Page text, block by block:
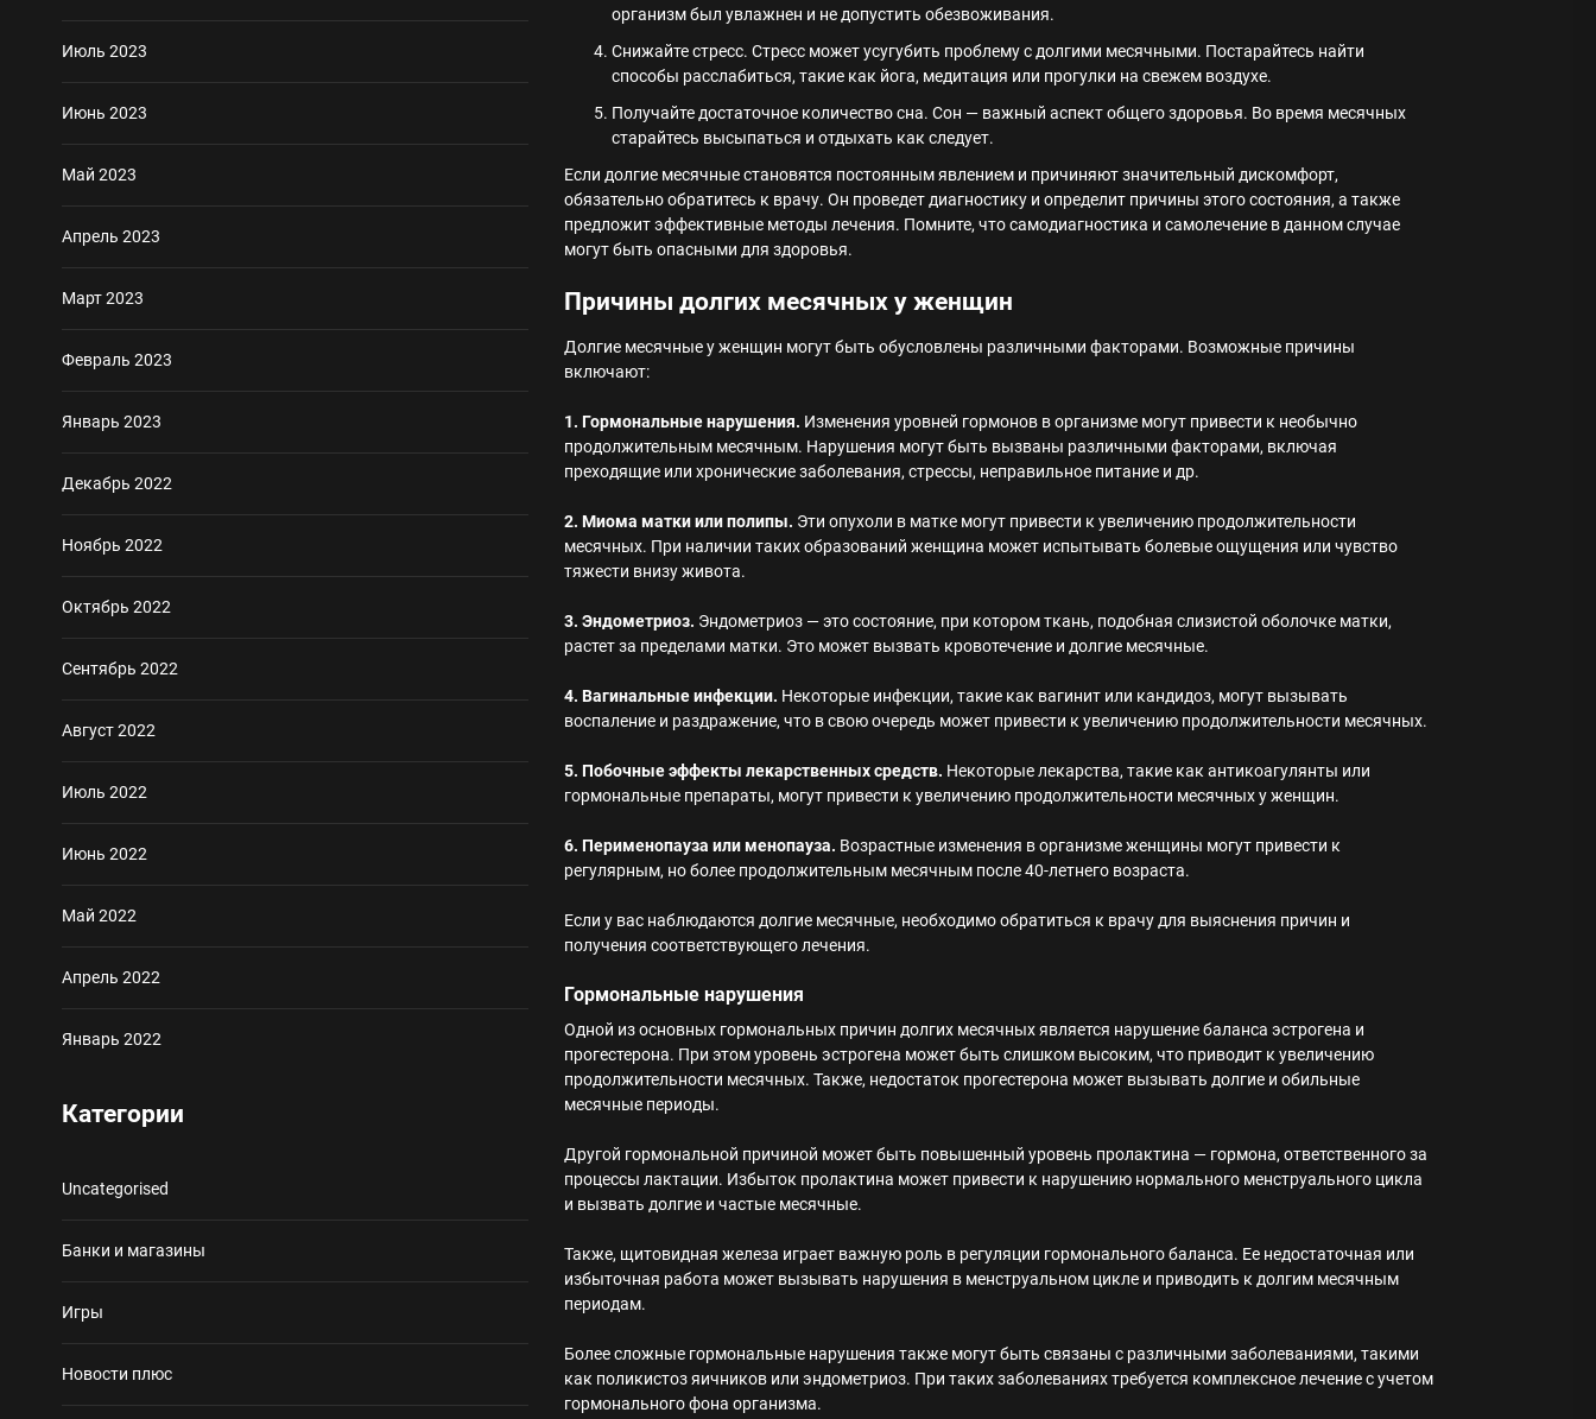
организм был увлажнен и не допустить обезвоживания.
Снижайте стресс. Стресс может усугубить проблему с долгими месячными. Постарайтесь найти
способы расслабиться, такие как йога, медитация или прогулки на свежем воздухе.
Получайте достаточное количество сна. Сон — важный аспект общего здоровья. Во время месячных
старайтесь высыпаться и отдыхать как следует.
Если долгие месячные становятся постоянным явлением и причиняют значительный дискомфорт,
обязательно обратитесь к врачу. Он проведет диагностику и определит причины этого состояния, а также
предложит эффективные методы лечения. Помните, что самодиагностика и самолечение в данном случае
могут быть опасными для здоровья.
Причины долгих месячных у женщин
Долгие месячные у женщин могут быть обусловлены различными факторами. Возможные причины
включают:
1. Гормональные нарушения. Изменения уровней гормонов в организме могут привести к необычно
продолжительным месячным. Нарушения могут быть вызваны различными факторами, включая
преходящие или хронические заболевания, стрессы, неправильное питание и др.
2. Миома матки или полипы. Эти опухоли в матке могут привести к увеличению продолжительности
месячных. При наличии таких образований женщина может испытывать болевые ощущения или чувство
тяжести внизу живота.
3. Эндометриоз. Эндометриоз — это состояние, при котором ткань, подобная слизистой оболочке матки,
растет за пределами матки. Это может вызвать кровотечение и долгие месячные.
4. Вагинальные инфекции. Некоторые инфекции, такие как вагинит или кандидоз, могут вызывать
воспаление и раздражение, что в свою очередь может привести к увеличению продолжительности месячных.
5. Побочные эффекты лекарственных средств. Некоторые лекарства, такие как антикоагулянты или
гормональные препараты, могут привести к увеличению продолжительности месячных у женщин.
6. Перименопауза или менопауза. Возрастные изменения в организме женщины могут привести к
регулярным, но более продолжительным месячным после 40-летнего возраста.
Если у вас наблюдаются долгие месячные, необходимо обратиться к врачу для выяснения причин и
получения соответствующего лечения.
Гормональные нарушения
Одной из основных гормональных причин долгих месячных является нарушение баланса эстрогена и
прогестерона. При этом уровень эстрогена может быть слишком высоким, что приводит к увеличению
продолжительности месячных. Также, недостаток прогестерона может вызывать долгие и обильные
месячные периоды.
Другой гормональной причиной может быть повышенный уровень пролактина — гормона, ответственного за
процессы лактации. Избыток пролактина может привести к нарушению нормального менструального цикла
и вызвать долгие и частые месячные.
Также, щитовидная железа играет важную роль в регуляции гормонального баланса. Ее недостаточная или
избыточная работа может вызывать нарушения в менструальном цикле и приводить к долгим месячным
периодам.
Более сложные гормональные нарушения также могут быть связаны с различными заболеваниями, такими
как поликистоз яичников или эндометриоз. При таких заболеваниях требуется комплексное лечение с учетом
гормонального фона организма.
Июль 2023
Июнь 2023
Май 2023
Апрель 2023
Март 2023
Февраль 2023
Январь 2023
Декабрь 2022
Ноябрь 2022
Октябрь 2022
Сентябрь 2022
Август 2022
Июль 2022
Июнь 2022
Май 2022
Апрель 2022
Январь 2022
Категории
Uncategorised
Банки и магазины
Игры
Новости плюс